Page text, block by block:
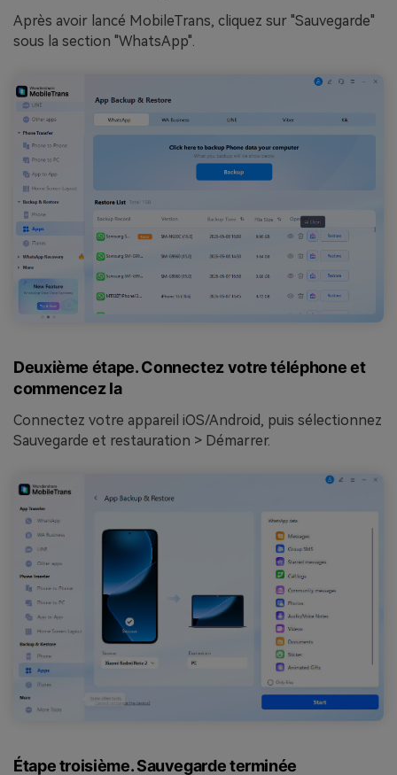
Après avoir lancé MobileTrans, cliquez sur "Sauvegarde"
sous la section "WhatsApp".
Deuxième étape. Connectez votre téléphone et
commencez la
Connectez votre appareil iOS/Android, puis sélectionnez
Sauvegarde et restauration > Démarrer.
Étape troisième. Sauvegarde terminée